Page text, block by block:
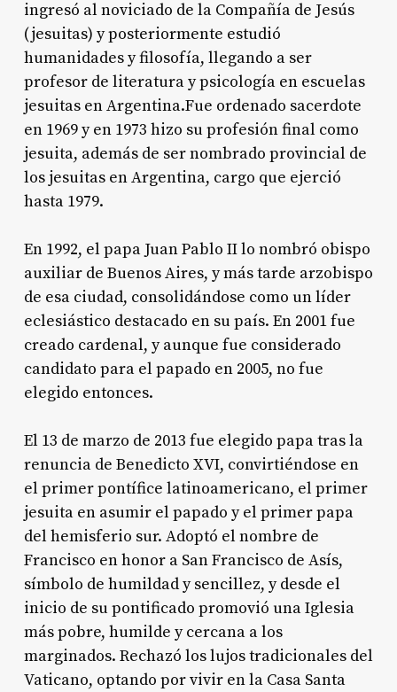
ingresó al noviciado de la Compañía de Jesús
(jesuitas) y posteriormente estudió
humanidades y filosofía, llegando a ser
profesor de literatura y psicología en escuelas
jesuitas en Argentina.Fue ordenado sacerdote
en 1969 y en 1973 hizo su profesión final como
jesuita, además de ser nombrado provincial de
los jesuitas en Argentina, cargo que ejerció
hasta 1979.
En 1992, el papa Juan Pablo II lo nombró obispo
auxiliar de Buenos Aires, y más tarde arzobispo
de esa ciudad, consolidándose como un líder
eclesiástico destacado en su país. En 2001 fue
creado cardenal, y aunque fue considerado
candidato para el papado en 2005, no fue
elegido entonces.
El 13 de marzo de 2013 fue elegido papa tras la
renuncia de Benedicto XVI, convirtiéndose en
el primer pontífice latinoamericano, el primer
jesuita en asumir el papado y el primer papa
del hemisferio sur. Adoptó el nombre de
Francisco en honor a San Francisco de Asís,
símbolo de humildad y sencillez, y desde el
inicio de su pontificado promovió una Iglesia
más pobre, humilde y cercana a los
marginados. Rechazó los lujos tradicionales del
Vaticano, optando por vivir en la Casa Santa